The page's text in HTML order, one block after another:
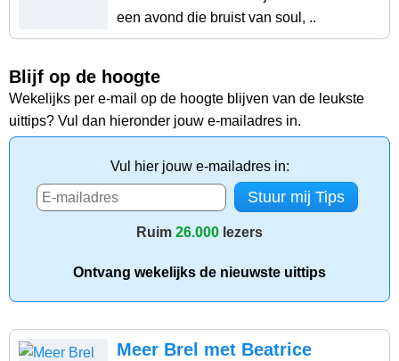
een avond die bruist van soul, ..
Blijf op de hoogte
Wekelijks per e-mail op de hoogte blijven van de leukste
uittips? Vul dan hieronder jouw e-mailadres in.
Vul hier jouw e-mailadres in:
Ruim 26.000 lezers
Ontvang wekelijks de nieuwste uittips
Meer Brel met Beatrice